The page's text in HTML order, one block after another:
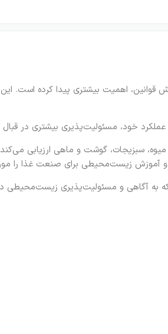
اهمیت بیشتری پیدا کرده است. این
خود، مسئولیت‌پذیری بیشتری در
سبزیجات، گوشت و ماهی ارزیابی
و آموزش زیست‌محیطی برای صنعت غذا را
به آگاهی و مسئولیت‌پذیری